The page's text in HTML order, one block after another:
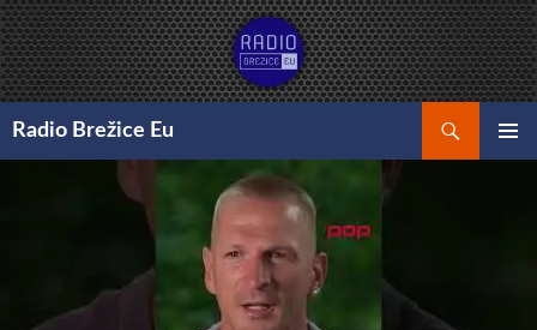
Preskoči
na
vsebino
Radio Brežice Eu